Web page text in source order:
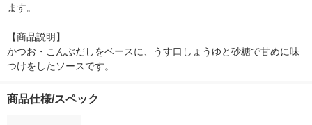
ます。
【商品説明】
かつお・こんぶだしをベースに、うす口しょうゆと砂糖で甘めに味
つけをしたソースです。
商品仕様/スペック